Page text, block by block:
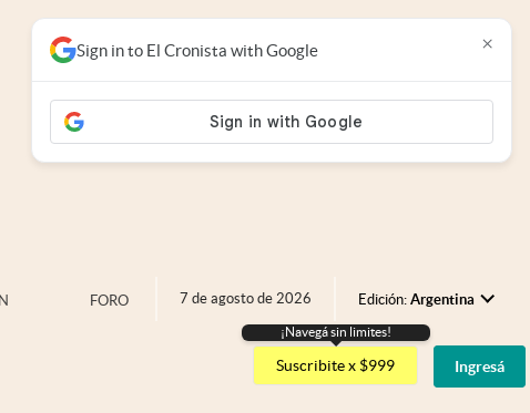
FORO 7 de agosto de 2026 Edición: Argentina
Argentina
España
¡Navegá sin limites!
Suscribite x $999 Ingresá
Sign in to El Cronista with Google ×